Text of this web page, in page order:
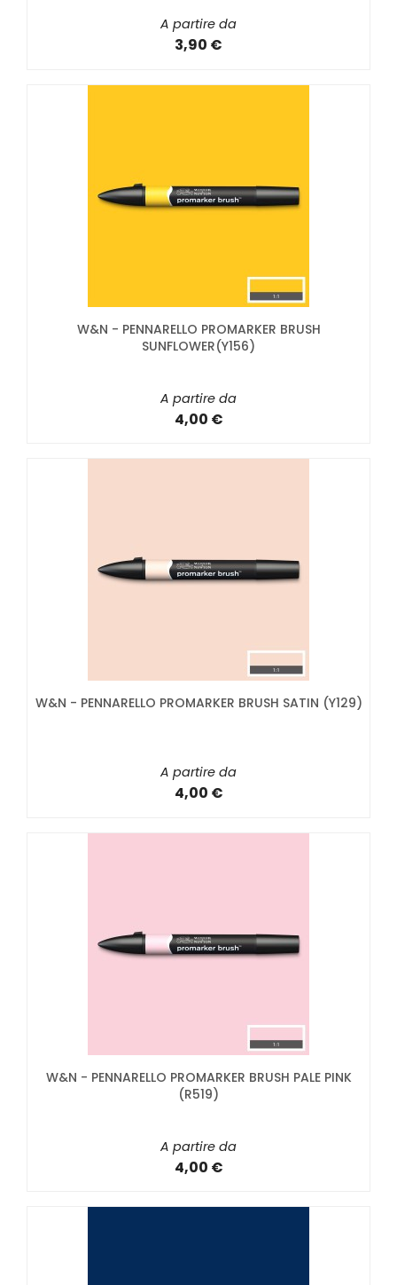
A partire da
3,90 €
W&N - PENNARELLO PROMARKER BRUSH
SUNFLOWER(Y156)
A partire da
4,00 €
W&N - PENNARELLO PROMARKER BRUSH SATIN (Y129)
A partire da
4,00 €
W&N - PENNARELLO PROMARKER BRUSH PALE PINK
(R519)
A partire da
4,00 €